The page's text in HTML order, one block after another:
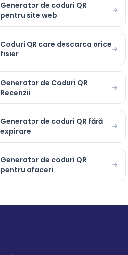
Generator de coduri QR
pentru site web
Coduri QR care descarca orice
fisier
Generator de Coduri QR
Recenzii
Generator de coduri QR fără
expirare
Generator de coduri QR
pentru afaceri